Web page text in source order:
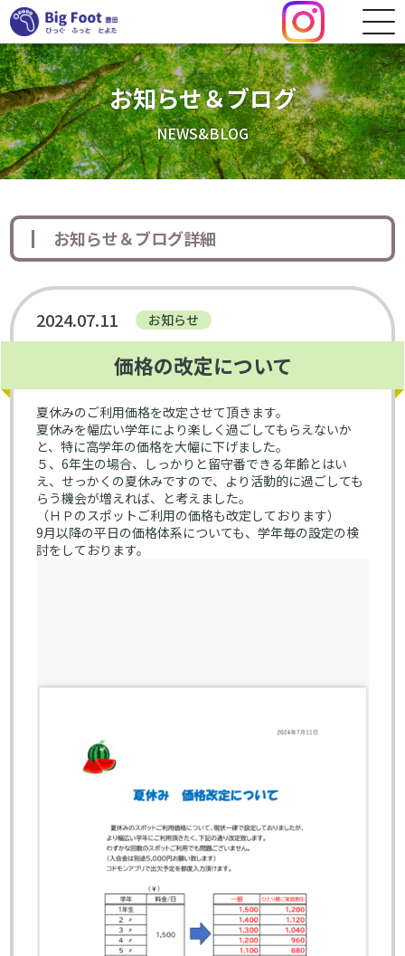
お知らせ＆ブログ
NEWS&BLOG
お知らせ＆ブログ詳細
2024.07.11 お知らせ
価格の改定について
夏休みのご利用価格を改定させて頂きます。
夏休みを幅広い学年により楽しく過ごしてもらえないか
と、特に高学年の価格を大幅に下げました。
５、6年生の場合、しっかりと留守番できる年齢とはい
え、せっかくの夏休みですので、より活動的に過ごしても
らう機会が増えれば、と考えました。
（ＨＰのスポットご利用の価格も改定しております）
9月以降の平日の価格体系についても、学年毎の設定の検
討をしております。